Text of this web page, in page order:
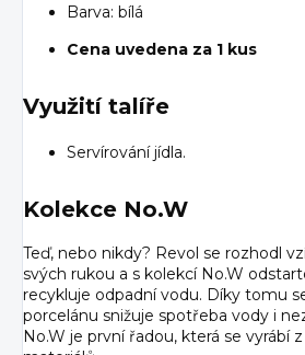
Barva: bílá
Cena uvedena za 1 kus
Využití talíře
Servírování jídla.
Kolekce No.W
Teď, nebo nikdy? Revol se rozhodl
svých rukou a s kolekcí No.W
recykluje odpadní vodu. Díky tomu
porcelánu snižuje spotřeba vody i
No.W je první řadou, která se vyrábí